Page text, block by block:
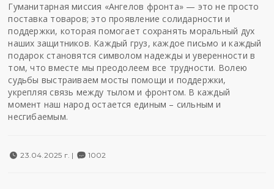
Гуманитарная миссия «Ангелов фронта» — это не просто
поставка товаров; это проявление солидарности и
поддержки, которая помогает сохранять моральный дух
наших защитников. Каждый груз, каждое письмо и каждый
подарок становятся символом надежды и уверенности в
том, что вместе мы преодолеем все трудности. Волею
судьбы выстраиваем мосты помощи и поддержки,
укрепляя связь между тылом и фронтом. В каждый
момент наш народ остается единым – сильным и
несгибаемым.
23.04.2025 г. | 1002